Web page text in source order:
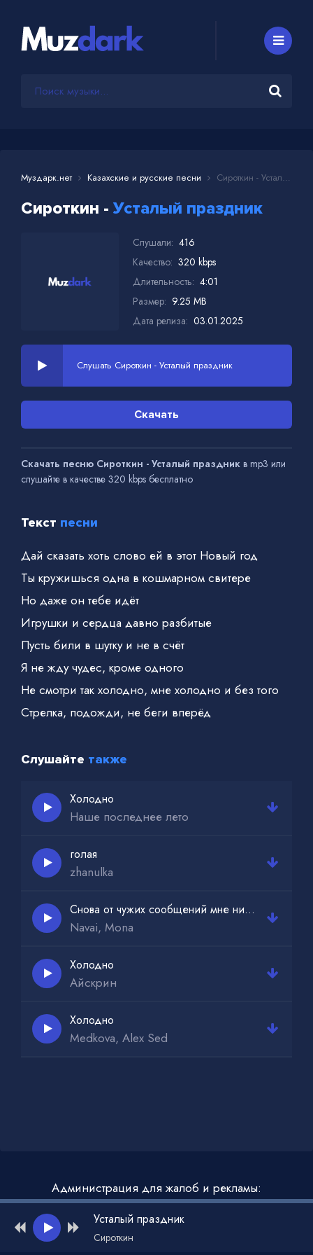
Муздарк.нет Казахские и русские песни Сироткин - Усталый праздник
Сироткин - Усталый праздник
Слушали: 416
Качество: 320 kbps
Длительность: 4:01
Размер: 9.25 MB
Дата релиза: 03.01.2025
Слушать Сироткин - Усталый праздник
Скачать
Скачать песню Сироткин - Усталый праздник в mp3 или
слушайте в качестве 320 kbps бесплатно
Текст песни
Дай сказать хоть слово ей в этот Новый год
Ты кружишься одна в кошмарном свитере
Но даже он тебе идёт
Игрушки и сердца давно разбитые
Пусть били в шутку и не в счёт
Я не жду чудес, кроме одного
Не смотри так холодно, мне холодно и без того
Стрелка, подожди, не беги вперёд
Слушайте также
Холодно
Наше последнее лето
голая
zhanulka
Снова от чужих сообщений мне ни жарко ни холодно
Navai, Mona
Холодно
Айскрин
Холодно
Medkova, Alex Sed
Администрация для жалоб и рекламы:
admin@muzdark.net
Усталый праздник
Сироткин